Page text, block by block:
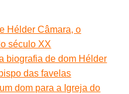
Hélder Câmara, o
século XX
biografia de dom Hélder
das favelas
dom para a Igreja do